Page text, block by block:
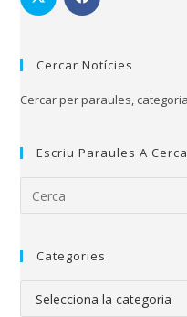
Cercar Notícies
Cercar per paraules,
Escriu Paraules A
Categories